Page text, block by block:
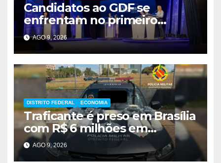
Candidatos ao GDF se
enfrentam no primeiro
debate de 2026
AGO 9, 2026
DISTRITO FEDERAL ECONOMIA
Traficante é preso em Brasília
com R$ 6 milhões em
metanfetamina
AGO 9, 2026